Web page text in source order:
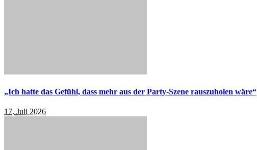
„Ich hatte das Gefühl, dass mehr aus der Party-Szene rauszuholen wäre“
17. Juli 2026